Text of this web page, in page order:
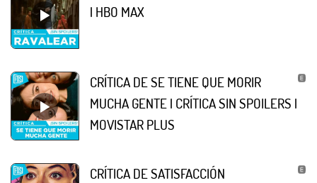
| HBO MAX
CRÍTICA DE SE TIENE QUE MORIR
MUCHA GENTE | CRÍTICA SIN SPOILERS |
MOVISTAR PLUS
CRÍTICA DE SATISFACCIÓN